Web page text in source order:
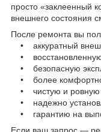
просто «заклеенный
внешнего состояния
После ремонта вы
• аккуратный
• восстановленную
• безопасную
• более
• чистую и ровную
• надежно
• гарантию на
Если ваш запрос —